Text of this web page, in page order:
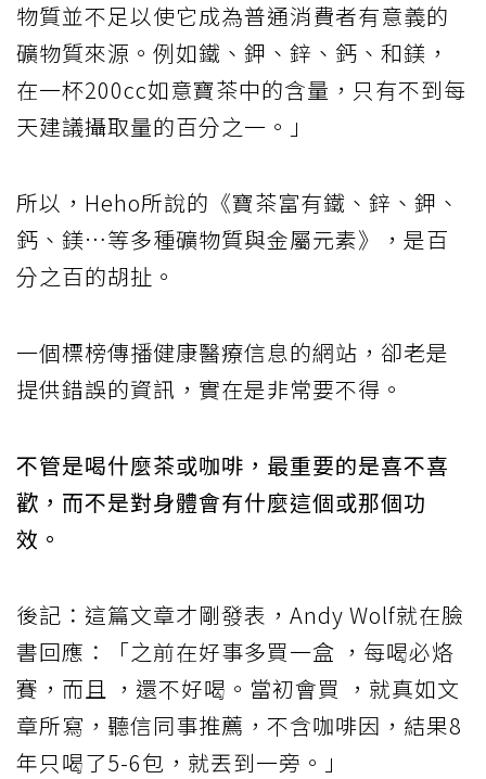
物質並不足以使它成為普通消費者有意義的
礦物質來源。例如鐵、鉀、鋅、鈣、和鎂，
在一杯200cc如意寶茶中的含量，只有不到每
天建議攝取量的百分之一。」
所以，Heho所說的《寶茶富有鐵、鋅、鉀、
鈣、鎂…等多種礦物質與金屬元素》，是百
分之百的胡扯。
一個標榜傳播健康醫療信息的網站，卻老是
提供錯誤的資訊，實在是非常要不得。
不管是喝什麼茶或咖啡，最重要的是喜不喜
歡，而不是對身體會有什麼這個或那個功
效。
後記：這篇文章才剛發表，Andy Wolf就在臉
書回應：「之前在好事多買一盒 ，每喝必烙
賽，而且 ，還不好喝。當初會買 ，就真如文
章所寫，聽信同事推薦，不含咖啡因，結果8
年只喝了5-6包，就丟到一旁。」